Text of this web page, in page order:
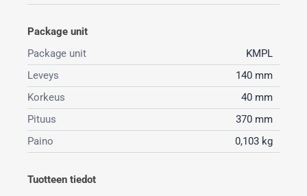
Package unit
Package unit
KMPL
Leveys
140 mm
Korkeus
40 mm
Pituus
370 mm
Paino
0,103 kg
Tuotteen tiedot